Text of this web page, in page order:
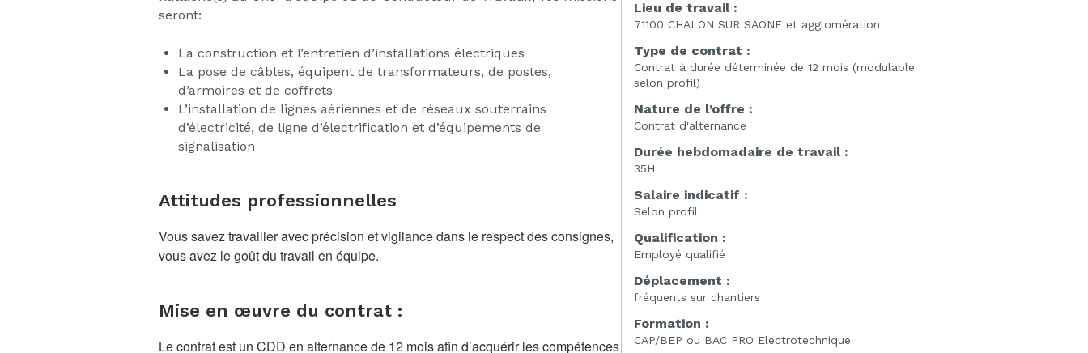
seront:
La construction et l’entretien d’installations électriques
La pose de câbles, équipent de transformateurs, de postes,
d’armoires et de coffrets
L’installation de lignes aériennes et de réseaux souterrains
d’électricité, de ligne d’électrification et d’équipements de
signalisation
Attitudes professionnelles
Vous savez travailler avec précision et vigilance dans le respect des consignes,
vous avez le goût du travail en équipe.
Mise en œuvre du contrat :
Le contrat est un CDD en alternance de 12 mois afin d’acquérir les compétences
Lieu de travail :
71100 CHALON SUR SAONE et agglomération
Type de contrat :
Contrat à durée déterminée de 12 mois (modulable
selon profil)
Nature de l’offre :
Contrat d'alternance
Durée hebdomadaire de travail :
35H
Salaire indicatif :
Selon profil
Qualification :
Employé qualifié
Déplacement :
fréquents sur chantiers
Formation :
CAP/BEP ou BAC PRO Electrotechnique